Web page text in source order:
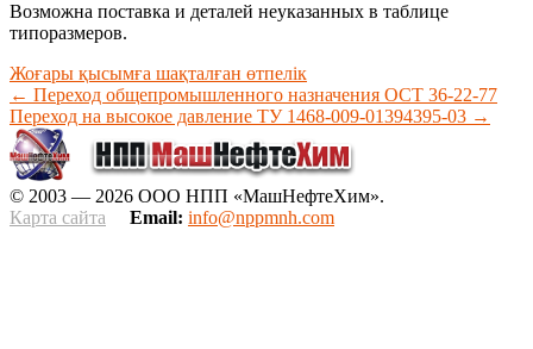
Возможна поставка и деталей неуказанных в таблице
типоразмеров.
Жоғары қысымға шақталған өтпелік
← Переход общепромышленного назначения ОСТ 36-22-77
Переход на высокое давление ТУ 1468-009-01394395-03 →
© 2003 — 2026 ООО НПП «МашНефтеХим».
Карта сайта
Email: info@nppmnh.com